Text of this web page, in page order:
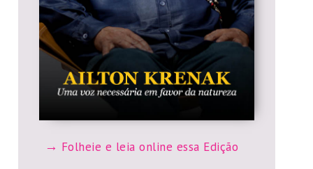
Folheie e leia online essa Edição